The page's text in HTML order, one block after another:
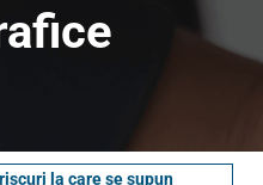
la care se supun